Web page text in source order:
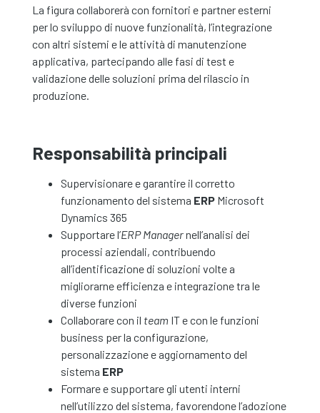
La figura collaborerà con fornitori e partner esterni
per lo sviluppo di nuove funzionalità, l’integrazione
con altri sistemi e le attività di manutenzione
applicativa, partecipando alle fasi di test e
validazione delle soluzioni prima del rilascio in
produzione.
Responsabilità principali
Supervisionare e garantire il corretto
funzionamento del sistema ERPMicrosoft
Dynamics 365
Supportare l’ERP Managernell’analisi dei
processi aziendali, contribuendo
all’identificazione di soluzioni volte a
migliorarne efficienza e integrazione tra le
diverse funzioni
Collaborare con il team IT e con le funzioni
business per la configurazione,
personalizzazione e aggiornamento del
sistema ERP
Formare e supportare gli utenti interni
nell’utilizzo del sistema, favorendone l’adozione